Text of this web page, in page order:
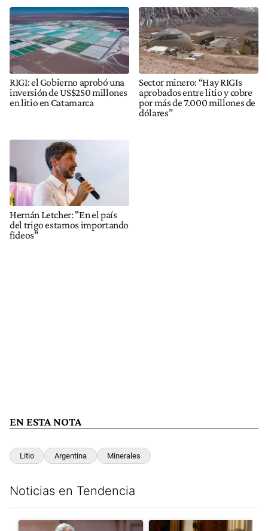
RIGI: el Gobierno aprobó una
inversión de US$250 millones
en litio en Catamarca
Sector minero: “Hay RIGIs
aprobados entre litio y cobre
por más de 7.000 millones de
dólares”
Hernán Letcher: "En el país
del trigo estamos importando
fideos"
EN ESTA NOTA
Litio Argentina Minerales
Noticias en Tendencia
Un artículo de tendencia con el título "Las incosistencias de
Un artículo de tendencia con